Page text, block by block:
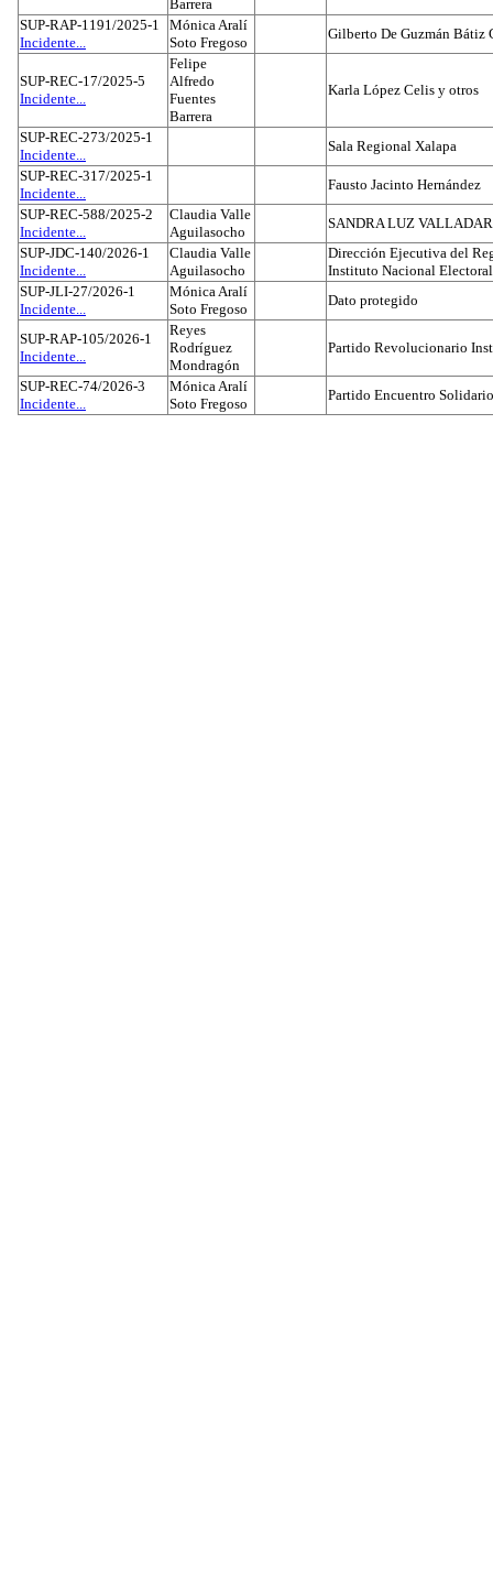
Barrera
SUP-RAP-1191/2025-1
Incidente...
Mónica Aralí
Soto Fregoso
Gilberto De Guzmán Bátiz
SUP-REC-17/2025-5
Incidente...
Felipe
Alfredo
Fuentes
Barrera
Karla López Celis y otros
SUP-REC-273/2025-1
Incidente...
Sala Regional Xalapa
SUP-REC-317/2025-1
Incidente...
Fausto Jacinto Hernández
SUP-REC-588/2025-2
Incidente...
Claudia Valle
Aguilasocho
SANDRA LUZ
SUP-JDC-140/2026-1
Incidente...
Claudia Valle
Aguilasocho
Dirección Ejecutiva del
Instituto Nacional Electoral
SUP-JLI-27/2026-1
Incidente...
Mónica Aralí
Soto Fregoso
Dato protegido
SUP-RAP-105/2026-1
Incidente...
Reyes
Rodríguez
Mondragón
Partido Revolucionario
SUP-REC-74/2026-3
Incidente...
Mónica Aralí
Soto Fregoso
Partido Encuentro